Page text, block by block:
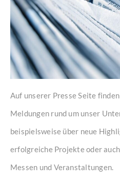
Auf unserer Presse Seite
Meldungen rund um unser
beispielsweise über neue
erfolgreiche Projekte oder
Messen und Veranstaltungen.